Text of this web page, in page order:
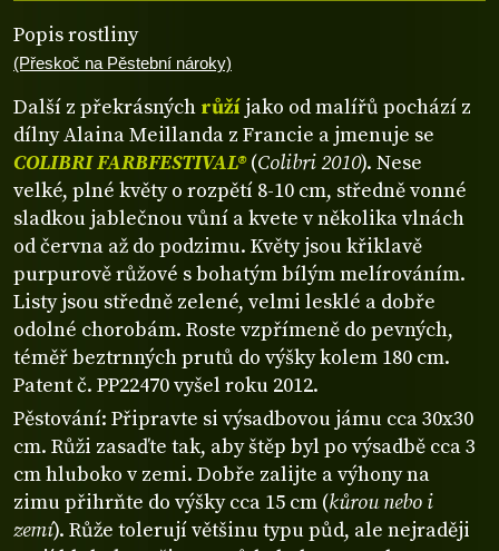
Popis rostliny
(Přeskoč na Pěstební nároky)
Další z překrásných růží jako od malířů pochází z
dílny Alaina Meillanda z Francie a jmenuje se
COLIBRI FARBFESTIVAL®(Colibri 2010). Nese
velké, plné květy o rozpětí 8-10 cm, středně vonné
sladkou jablečnou vůní a kvete v několika vlnách
od června až do podzimu. Květy jsou křiklavě
purpurově růžové s bohatým bílým melírováním.
Listy jsou středně zelené, velmi lesklé a dobře
odolné chorobám. Roste vzpřímeně do pevných,
téměř beztrnných prutů do výšky kolem 180 cm.
Patent č. PP22470 vyšel roku 2012.
Pěstování: Připravte si výsadbovou jámu cca 30x30
cm. Růži zasaďte tak, aby štěp byl po výsadbě cca 3
cm hluboko v zemi. Dobře zalijte a výhony na
zimu přihrňte do výšky cca 15 cm (kůrou nebo i
zemí). Růže tolerují většinu typu půd, ale nejraději